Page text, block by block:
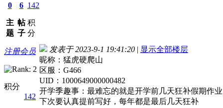
0
主
题
6
帖
子
142
积
分
注册会员
积分
142
发表于 2023-9-1 19:41:20 | 显示全部楼层
昵称：猛虎硬爬山
区服：G466
UID：1000649000000482
开学季趣事：最难忘的就是开学前几天狂补假期作
下次要认真提前写好，每年都是最后几天狂补